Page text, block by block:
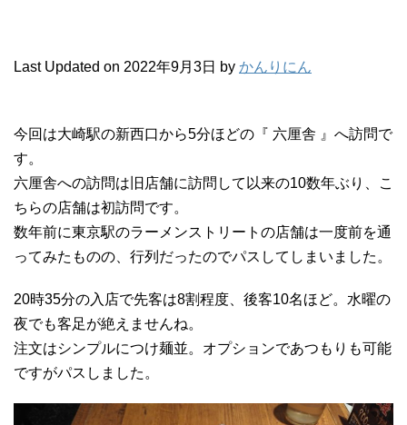
Last Updated on 2022年9月3日 by かんりにん
今回は大崎駅の新西口から5分ほどの『 六厘舎 』へ訪問で
す。
六厘舎への訪問は旧店舗に訪問して以来の10数年ぶり、こ
ちらの店舗は初訪問です。
数年前に東京駅のラーメンストリートの店舗は一度前を通
ってみたものの、行列だったのでパスしてしまいました。
20時35分の入店で先客は8割程度、後客10名ほど。水曜の
夜でも客足が絶えませんね。
注文はシンプルにつけ麺並。オプションであつもりも可能
ですがパスしました。